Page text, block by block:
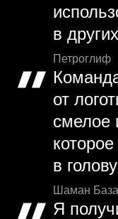
в
Петроглиф
от
смелое
в
Шаман
Я